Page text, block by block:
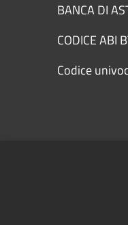
BANCA DI
CODICE ABI
Codice